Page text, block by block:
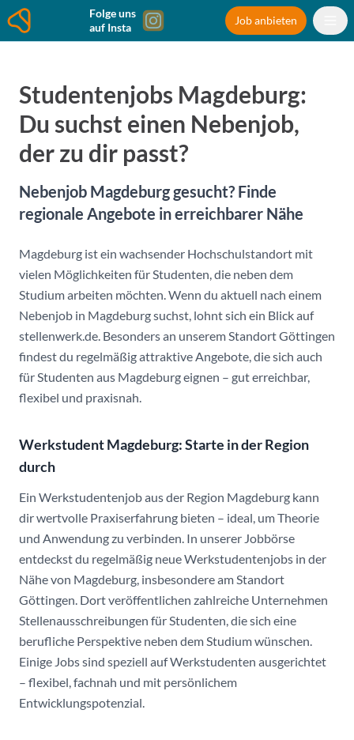
Folge uns
auf Insta
Job anbieten
Studentenjobs Magdeburg:
Du suchst einen Nebenjob,
der zu dir passt?
Nebenjob Magdeburg gesucht? Finde
regionale Angebote in erreichbarer Nähe
Magdeburg ist ein wachsender Hochschulstandort mit
vielen Möglichkeiten für Studenten, die neben dem
Studium arbeiten möchten. Wenn du aktuell nach einem
Nebenjob in Magdeburg suchst, lohnt sich ein Blick auf
stellenwerk.de. Besonders an unserem Standort Göttingen
findest du regelmäßig attraktive Angebote, die sich auch
für Studenten aus Magdeburg eignen – gut erreichbar,
flexibel und praxisnah.
Werkstudent Magdeburg: Starte in der Region
durch
Ein Werkstudentenjob aus der Region Magdeburg kann
dir wertvolle Praxiserfahrung bieten – ideal, um Theorie
und Anwendung zu verbinden. In unserer Jobbörse
entdeckst du regelmäßig neue Werkstudentenjobs in der
Nähe von Magdeburg, insbesondere am Standort
Göttingen. Dort veröffentlichen zahlreiche Unternehmen
Stellenausschreibungen für Studenten, die sich eine
berufliche Perspektive neben dem Studium wünschen.
Einige Jobs sind speziell auf Werkstudenten ausgerichtet
– flexibel, fachnah und mit persönlichem
Entwicklungspotenzial.